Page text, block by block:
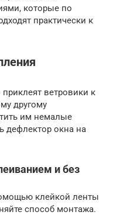
которые по
практически к
ветровики к
другому
им немалые
дефлектор окна на
и без
клейкой ленты
способ монтажа.